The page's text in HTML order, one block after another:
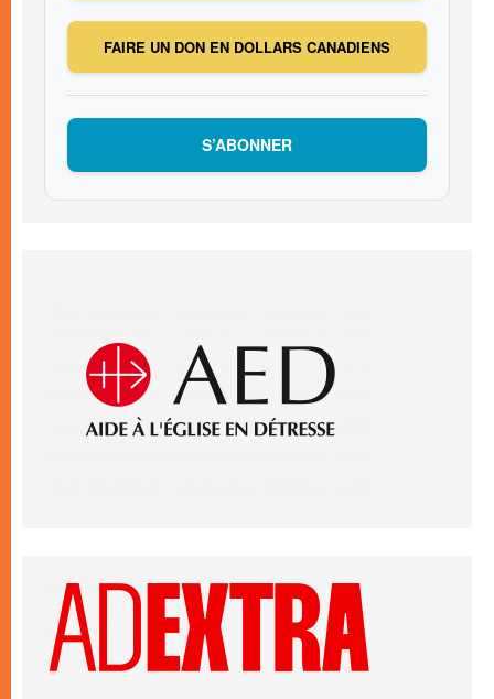
FAIRE UN DON EN DOLLARS CANADIENS
S’ABONNER